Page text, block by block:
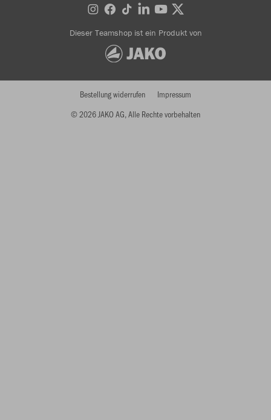
Dieser Teamshop ist ein Produkt von
© 2026 JAKO AG, Alle Rechte vorbehalten
Bestellung widerrufen Impressum